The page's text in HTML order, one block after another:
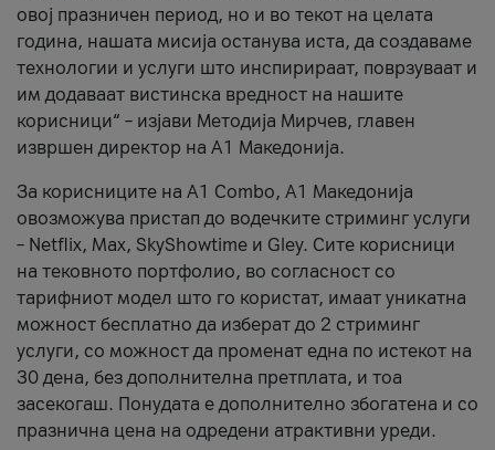
овој празничен период, но и во текот на целата
година, нашата мисија останува иста, да создаваме
технологии и услуги што инспирираат, поврзуваат и
им додаваат вистинска вредност на нашите
корисници“ – изјави Методија Мирчев, главен
извршен директор на А1 Македонија.
За корисниците на A1 Combo, А1 Македонија
овозможува пристап до водечките стриминг услуги
– Netflix, Max, SkyShowtime и Gley. Сите корисници
на тековното портфолио, во согласност со
тарифниот модел што го користат, имаат уникатна
можност бесплатно да изберат до 2 стриминг
услуги, со можност да променат една по истекот на
30 дена, без дополнителна претплата, и тоа
засекогаш. Понудата е дополнително збогатена и со
празнична цена на одредени атрактивни уреди.